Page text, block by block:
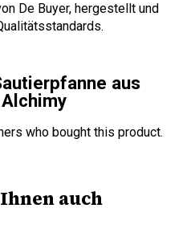
De Buyer, hergestellt und
aus
who bought this product.
auch